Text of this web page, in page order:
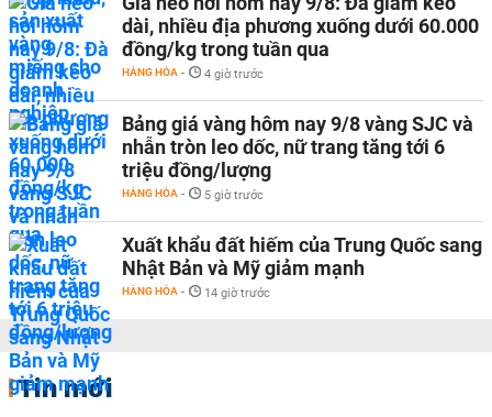
dài, nhiều địa phương xuống dưới 60.000
đồng/kg trong tuần qua
HÀNG HÓA - 4 giờ trước
Bảng giá vàng hôm nay 9/8 vàng SJC và
nhẫn tròn leo dốc, nữ trang tăng tới 6
triệu đồng/lượng
HÀNG HÓA - 5 giờ trước
Xuất khẩu đất hiếm của Trung Quốc sang
Nhật Bản và Mỹ giảm mạnh
HÀNG HÓA - 14 giờ trước
Tin mới